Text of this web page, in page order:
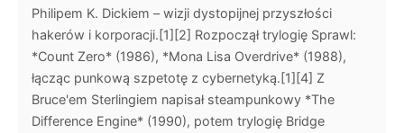
Philipem K. Dickiem – wizji dystopijnej przyszłości
hakerów i korporacji.[1][2] Rozpoczął trylogię Sprawl:
*Count Zero* (1986), *Mona Lisa Overdrive* (1988),
łącząc punkową szpetotę z cybernetyką.[1][4] Z
Bruce'em Sterlingiem napisał steampunkowy *The
Difference Engine* (1990), potem trylogię Bridge